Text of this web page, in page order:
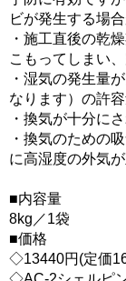
ビが発生する場
・施工直後の乾
こもってしまい
・湿気の発生量
なります）の許
・換気が十分に
・換気のための
に高湿度の外気
■内容量
8kg／1袋
■価格
◇13440円(定価